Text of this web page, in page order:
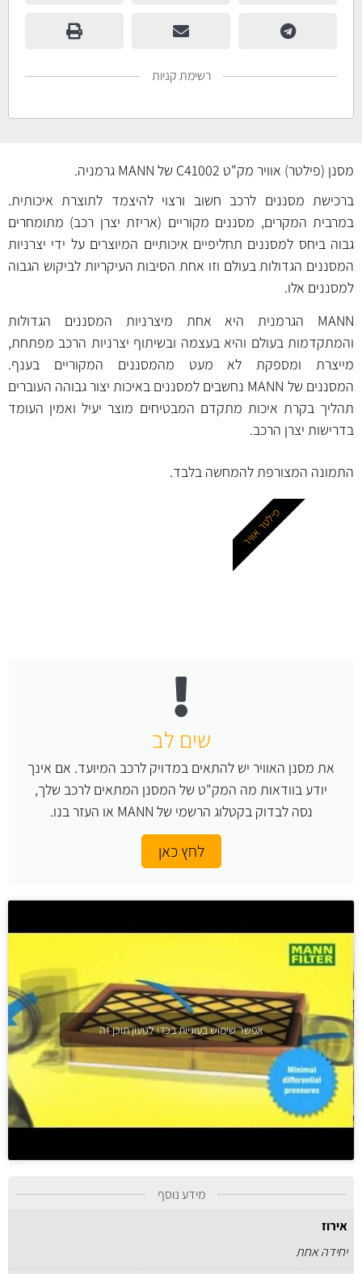
רשימת קניות
מסנן (פילטר) אוויר מק"ט C41002 של MANN גרמניה.
ברכישת מסננים לרכב חשוב ורצוי להיצמד לתוצרת איכותית.
במרבית המקרים, מסננים מקוריים (אריזת יצרן רכב) מתומחרים
גבוה ביחס למסננים תחליפיים איכותיים המיוצרים על ידי יצרניות
המסננים הגדולות בעולם וזו אחת הסיבות העיקריות לביקוש הגבוה
למסננים אלו.
MANN הגרמנית היא אחת מיצרניות המסננים הגדולות
והמתקדמות בעולם והיא בעצמה ובשיתוף יצרניות הרכב מפתחת,
מייצרת ומספקת לא מעט מהמסננים המקוריים בענף.
המסננים של MANN נחשבים למסננים באיכות יצור גבוהה העוברים
תהליך בקרת איכות מתקדם המבטיחים מוצר יעיל ואמין העומד
בדרישות יצרן הרכב.
התמונה המצורפת להמחשה בלבד.
שים לב
את מסנן האוויר יש להתאים במדויק לרכב המיועד. אם אינך
יודע בוודאות מה המק"ט של המסנן המתאים לרכב שלך,
נסה לבדוק בקטלוג הרשמי של MANN או העזר בנו.
לחץ כאן
פילטר אוויר
אפשר שימוש בעוגיות בכדי לטעון תוכן זה
מידע נוסף
אירוז
יחידה אחת